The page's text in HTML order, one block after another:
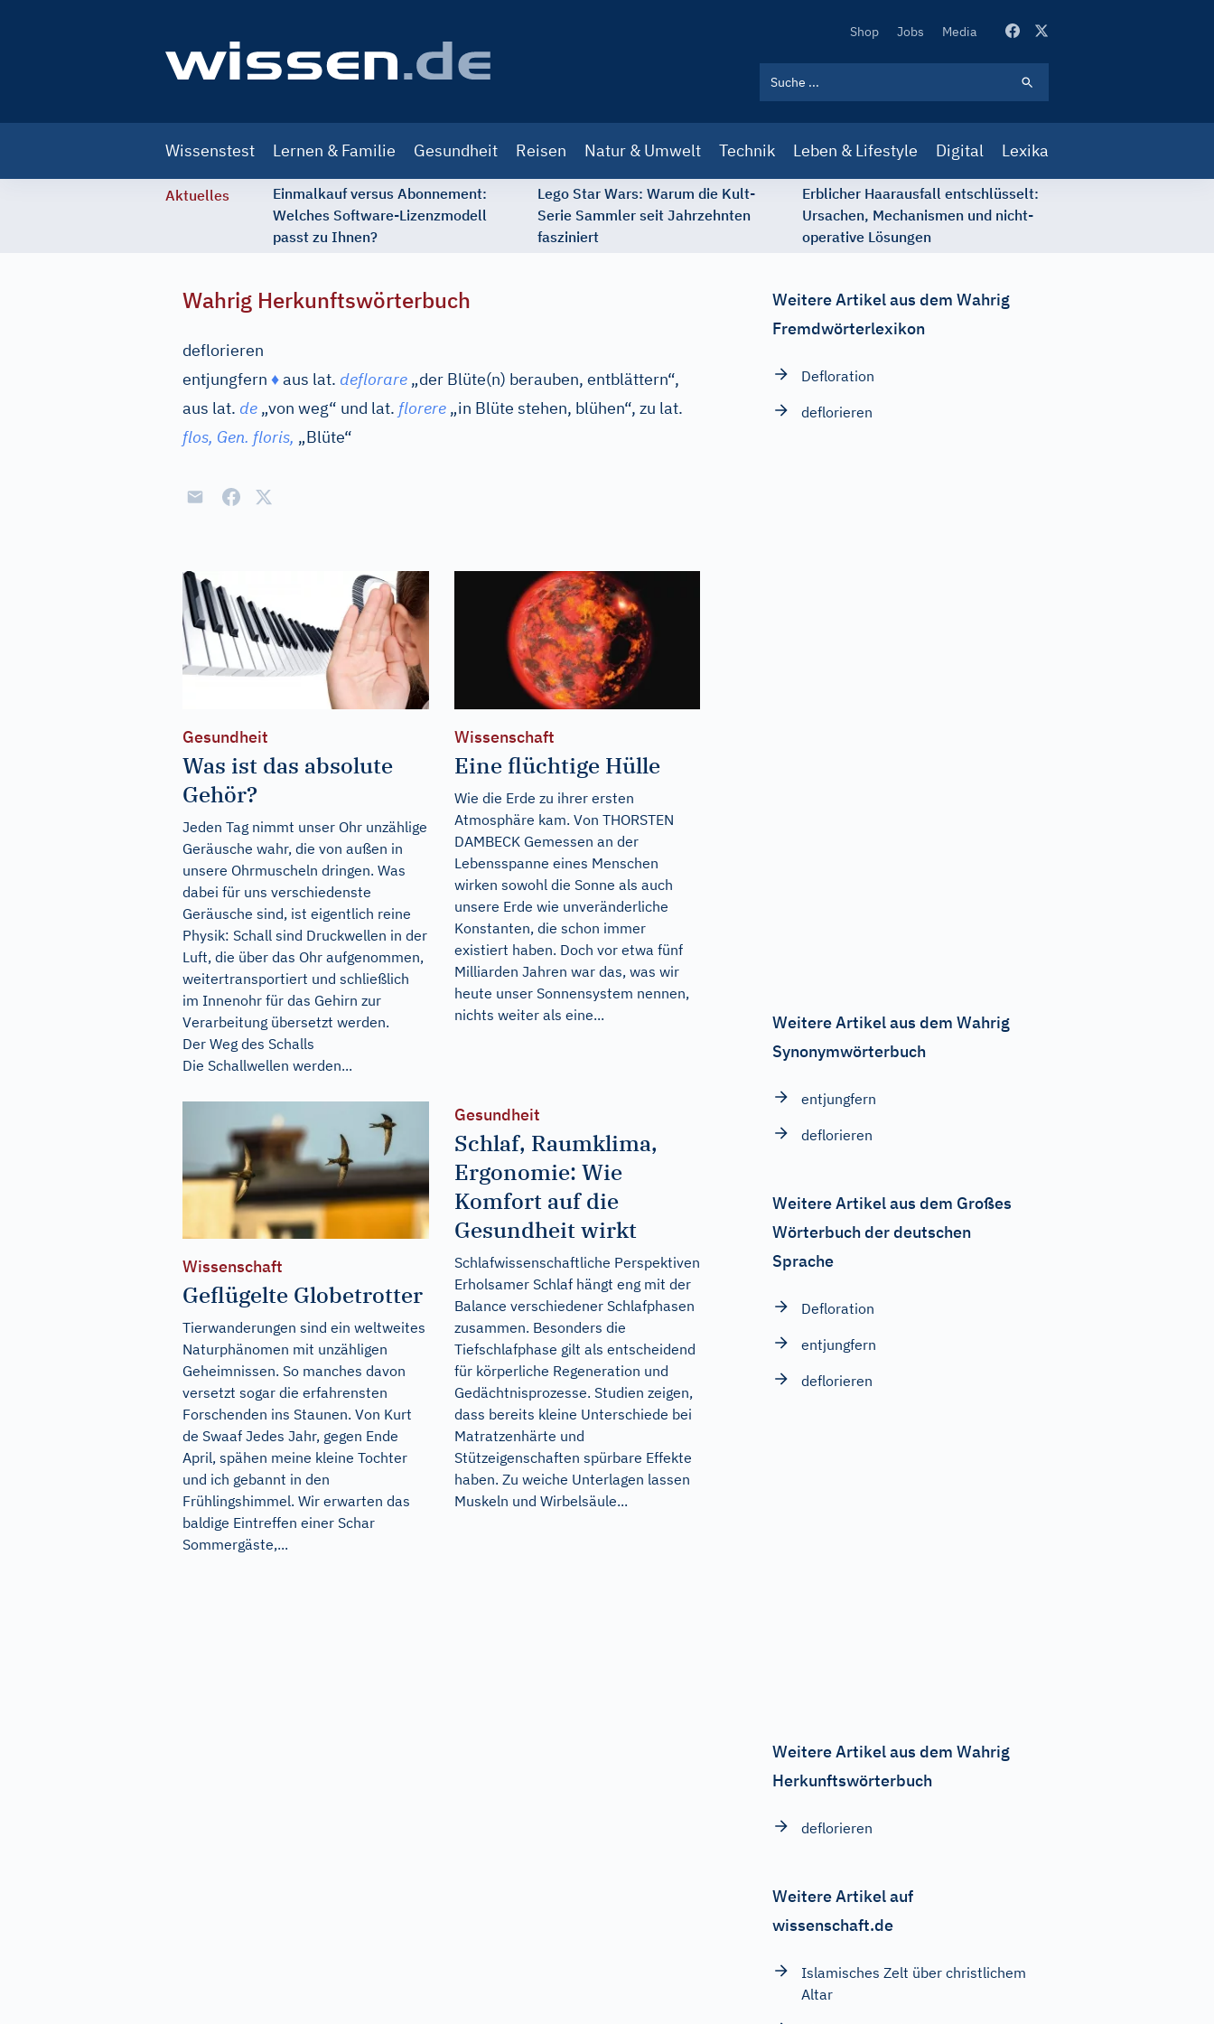
Secondary
Shop Jobs Media
navigation
Wissenstest Lernen & Familie Gesundheit Reisen Natur & Umwelt Technik Leben & Lifestyle Digital Lexika
Aktuelles
Einmalkauf versus Abonnement:
Welches Software-Lizenzmodell
passt zu Ihnen?
Lego Star Wars: Warum die Kult-
Serie Sammler seit Jahrzehnten
fasziniert
Erblicher Haarausfall entschlüsselt:
Ursachen, Mechanismen und nicht-
operative Lösungen
Wahrig Herkunftswörterbuch
deflorieren
entjungfern ♦aus lat. deflorare „der Blüte(n) berauben, entblättern“,
aus lat. de „von weg“ und lat. florere „in Blüte stehen, blühen“, zu lat.
flos, Gen. floris, „Blüte“
Gesundheit
Was ist das absolute
Gehör?
Jeden Tag nimmt unser Ohr unzählige
Geräusche wahr, die von außen in
unsere Ohrmuscheln dringen. Was
dabei für uns verschiedenste
Geräusche sind, ist eigentlich reine
Physik: Schall sind Druckwellen in der
Luft, die über das Ohr aufgenommen,
weitertransportiert und schließlich
im Innenohr für das Gehirn zur
Verarbeitung übersetzt werden.
Der Weg des Schalls
Die Schallwellen werden...
Wissenschaft
Eine flüchtige Hülle
Wie die Erde zu ihrer ersten
Atmosphäre kam. Von THORSTEN
DAMBECK Gemessen an der
Lebensspanne eines Menschen
wirken sowohl die Sonne als auch
unsere Erde wie unveränderliche
Konstanten, die schon immer
existiert haben. Doch vor etwa fünf
Milliarden Jahren war das, was wir
heute unser Sonnensystem nennen,
nichts weiter als eine...
Wissenschaft
Geflügelte Globetrotter
Tierwanderungen sind ein weltweites
Naturphänomen mit unzähligen
Geheimnissen. So manches davon
versetzt sogar die erfahrensten
Forschenden ins Staunen. Von Kurt
de Swaaf Jedes Jahr, gegen Ende
April, spähen meine kleine Tochter
und ich gebannt in den
Frühlingshimmel. Wir erwarten das
baldige Eintreffen einer Schar
Sommergäste,...
Gesundheit
Schlaf, Raumklima,
Ergonomie: Wie
Komfort auf die
Gesundheit wirkt
Schlafwissenschaftliche Perspektiven
Erholsamer Schlaf hängt eng mit der
Balance verschiedener Schlafphasen
zusammen. Besonders die
Tiefschlafphase gilt als entscheidend
für körperliche Regeneration und
Gedächtnisprozesse. Studien zeigen,
dass bereits kleine Unterschiede bei
Matratzenhärte und
Stützeigenschaften spürbare Effekte
haben. Zu weiche Unterlagen lassen
Muskeln und Wirbelsäule...
Weitere Artikel aus dem Wahrig
Fremdwörterlexikon
Defloration
deflorieren
Weitere Artikel aus dem Wahrig
Synonymwörterbuch
entjungfern
deflorieren
Weitere Artikel aus dem Großes
Wörterbuch der deutschen
Sprache
Defloration
entjungfern
deflorieren
Weitere Artikel aus dem Wahrig
Herkunftswörterbuch
deflorieren
Weitere Artikel auf
wissenschaft.de
Islamisches Zelt über christlichem
Altar